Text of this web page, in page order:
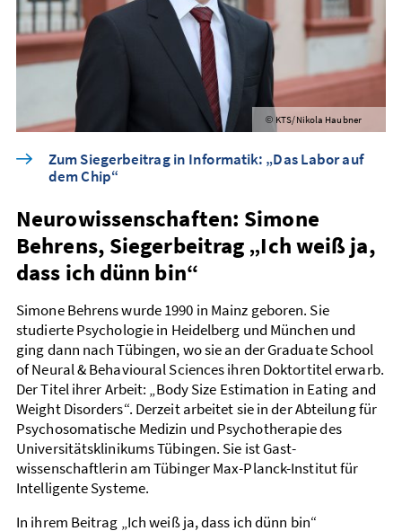
© KTS/Nikola Haubner
Zum Siegerbeitrag in Informatik: „Das Labor auf
dem Chip“
Neurowissenschaften: Simone
Behrens, Siegerbeitrag „Ich weiß ja,
dass ich dünn bin“
Simone Behrens wurde 1990 in Mainz geboren. Sie
studierte Psychologie in Heidelberg und München und
ging dann nach Tübingen, wo sie an der Graduate School
of Neural & Behavioural Sciences ihren Doktor­titel erwarb.
Der Titel ihrer Arbeit: „Body Size Estimation in Eating and
Weight Disorders“. Derzeit arbeitet sie in der Abteilung für
Psycho­somatische Medizin und Psycho­therapie des
Universitäts­klinikums Tübingen. Sie ist Gast­
wissenschaftlerin am Tübinger Max-Planck-Institut für
Intelligente Systeme.
In ihrem Beitrag „Ich weiß ja, dass ich dünn bin“